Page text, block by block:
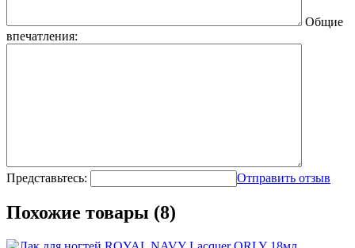
Общие
впечатления:
Представьтесь: Отправить отзыв
Похожие товары (8)